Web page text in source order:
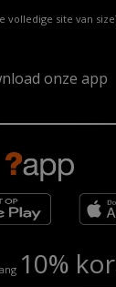
volledige site van
onze app
10%